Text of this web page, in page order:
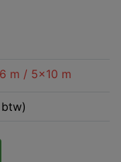
m / 5x10 m